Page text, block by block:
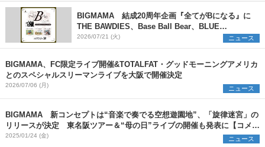
BIGMAMA 結成20周年企画『全てがBになる』に
THE BAWDIES、Base Ball Bear、BLUE
ENCOUNTの出演が決定
2026/07/21 (火) ニュース
BIGMAMA、FC限定ライブ開催&TOTALFAT・グッドモーニングアメリカ
とのスペシャルスリーマンライブを大阪で開催決定
2026/07/06 (月) ニュース
BIGMAMA 新コンセプトは“音楽で奏でる空想遊園地”、「旋律迷宮」の
リリースが決定 東名阪ツアー＆“母の日”ライブの開催も発表に【コメン
トあり】
2025/01/24 (金) ニュース